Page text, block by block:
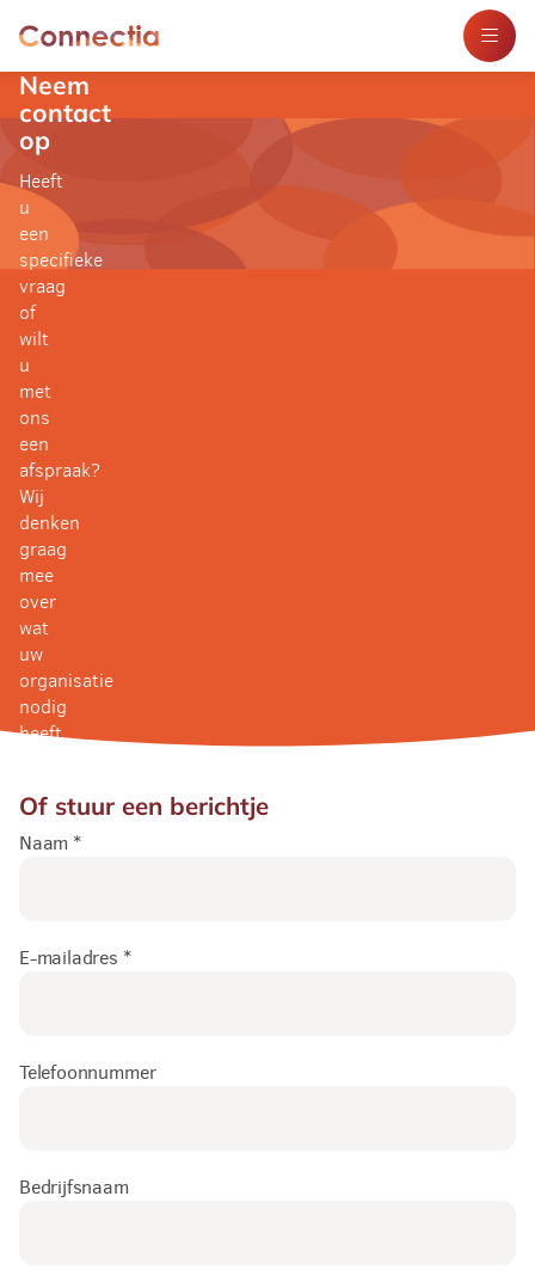
Wat we doen
Over ons
Nieuws
Klantverhalen
Contact
Samenwerkingsscan aanvragen
Neem
contact
op
Heeft
u
een
specifieke
vraag
of
wilt
u
met
ons
een
afspraak?
Wij
denken
graag
mee
over
wat
uw
organisatie
nodig
heeft.
Of stuur een berichtje
Naam *
E-mailadres *
Telefoonnummer
Bedrijfsnaam